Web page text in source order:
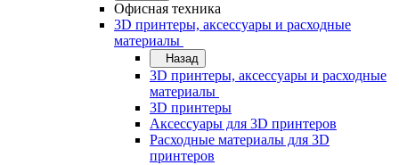
Офисная техника
3D принтеры, аксессуары и расходные
материалы
Назад
3D принтеры, аксессуары и расходные
материалы
3D принтеры
Аксессуары для 3D принтеров
Расходные материалы для 3D
принтеров